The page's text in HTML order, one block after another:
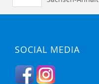
SOCIAL MEDIA